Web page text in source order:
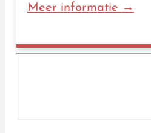
Meer informatie →